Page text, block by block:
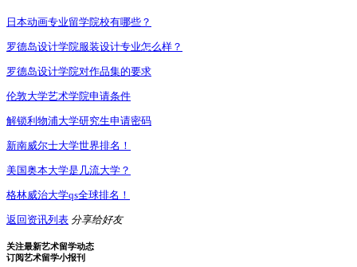
日本动画专业留学院校有哪些？
罗德岛设计学院服装设计专业怎么样？
罗德岛设计学院对作品集的要求
伦敦大学艺术学院申请条件
解锁利物浦大学研究生申请密码
新南威尔士大学世界排名！
美国奥本大学是几流大学？
格林威治大学qs全球排名！
返回资讯列表 分享给好友
关注最新艺术留学动态
订阅艺术留学小报刊